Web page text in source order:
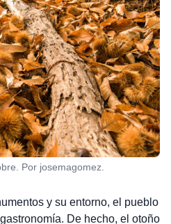
Por josemagomez.
y su entorno, el pueblo
De hecho, el otoño